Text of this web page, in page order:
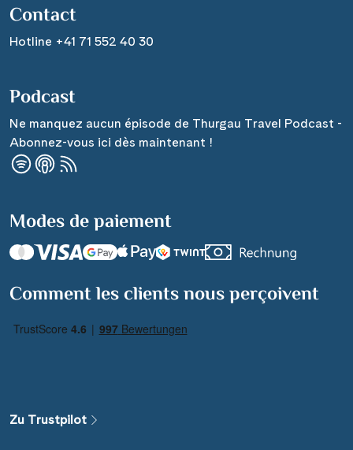
Contact
Hotline +41 71 552 40 30
Podcast
Ne manquez aucun épisode de Thurgau Travel Podcast -
Abonnez-vous ici dès maintenant !
Modes de paiement
Comment les clients nous perçoivent
Zu Trustpilot